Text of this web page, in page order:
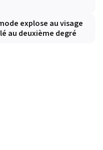
explose au visage
au deuxième degré